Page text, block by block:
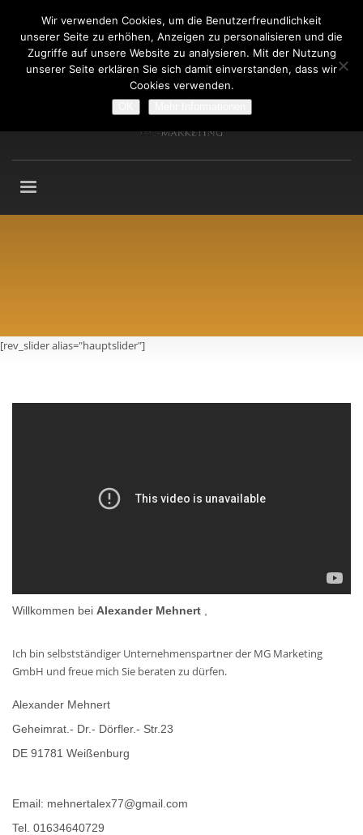
Fragen an: +49 (911) 2165 876
Mo-Fr: 9:00-13:00 Uhr
[rev_slider alias="hauptslider"]
Willkommen bei Alexander Mehnert
Ich bin selbstständiger Unternehmenspartner der MG Marketing
GmbH und freue mich Sie beraten zu dürfen.
Alexander Mehnert
Geheimrat.- Dr.- Dörfler.- Str.23
DE 91781 Weißenburg
Email: mehnertalex77@gmail.com
Tel. 01634640729
Wir verwenden Cookies, um die Benutzerfreundlichkeit
unserer Seite zu erhöhen, Anzeigen zu personalisieren und die
Zugriffe auf unsere Website zu analysieren. Mit der Nutzung
unserer Seite erklären Sie sich damit einverstanden, dass wir
Cookies verwenden.